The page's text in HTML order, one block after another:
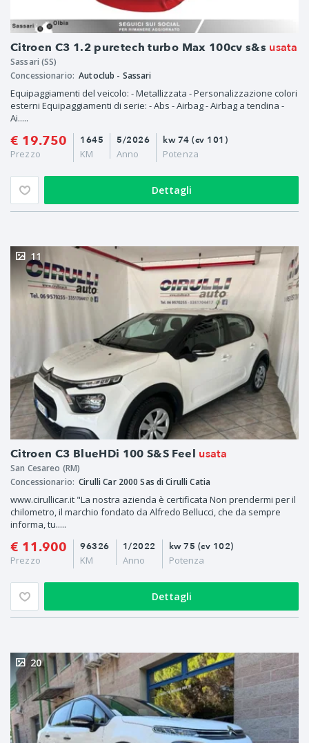
Citroen C3 1.2 puretech turbo Max 100cv s&s usata
Sassari (SS)
Concessionario: Autoclub - Sassari
Equipaggiamenti del veicolo: - Metallizzata - Personalizzazione colori
esterni Equipaggiamenti di serie: - Abs - Airbag - Airbag a tendina -
Ai.....
€ 19.750
Prezzo
5/2026
Anno
1645
KM
kw 74 (cv 101)
Potenza
Dettagli
Citroen C3 BlueHDi 100 S&S Feel usata
11
San Cesareo (RM)
Concessionario: Cirulli Car 2000 Sas di Cirulli Catia
www.cirullicar.it "La nostra azienda è certificata Non prendermi per il
chilometro, il marchio fondato da Alfredo Bellucci, che da sempre
informa, tu.....
€ 11.900
Prezzo
1/2022
Anno
96326
KM
kw 75 (cv 102)
Potenza
Dettagli
20